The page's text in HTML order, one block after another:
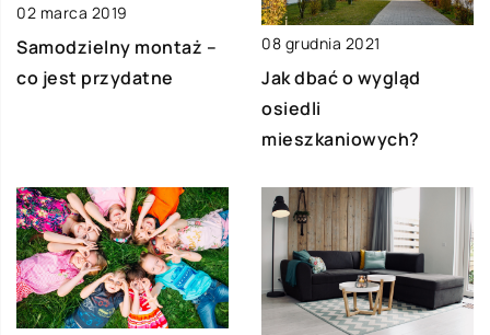
02 marca 2019
Samodzielny montaż –
co jest przydatne
08 grudnia 2021
Jak dbać o wygląd
osiedli
mieszkaniowych?